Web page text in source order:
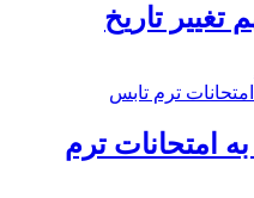
تغییر تاریخ
امتحانات ترم